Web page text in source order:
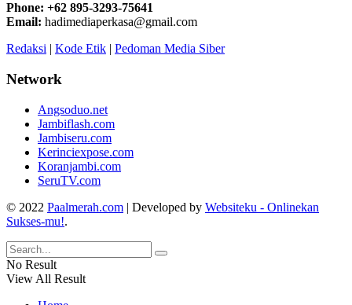
Phone: +62 895-3293-75641
Email: hadimediaperkasa@gmail.com
Redaksi | Kode Etik | Pedoman Media Siber
Network
Angsoduo.net
Jambiflash.com
Jambiseru.com
Kerinciexpose.com
Koranjambi.com
SeruTV.com
© 2022 Paalmerah.com | Developed by Websiteku - Onlinekan
Sukses-mu!.
No Result
View All Result